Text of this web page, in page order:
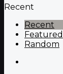
Recent
Recent
Featured
Random